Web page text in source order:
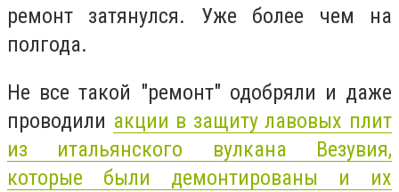
ремонт затянулся. Уже более чем на
полгода.
Не все такой "ремонт" одобряли и даже
проводили акции в защиту лавовых плит
из итальянского вулкана Везувия,
которые были демонтированы и их